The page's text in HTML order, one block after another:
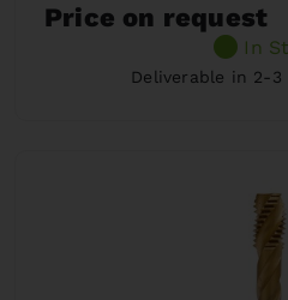
Price on request
In
Deliverable in 2-3